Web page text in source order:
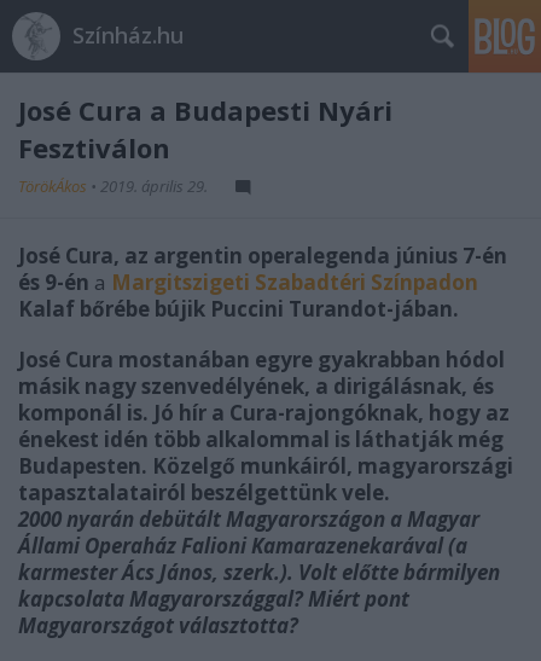
Színház.hu
José Cura a Budapesti Nyári
Fesztiválon
TörökÁkos • 2019. április 29.
José Cura, az argentin operalegenda június 7-én
és 9-én a Margitszigeti Szabadtéri Színpadon
Kalaf bőrébe bújik Puccini Turandot-jában.
José Cura mostanában egyre gyakrabban hódol
másik nagy szenvedélyének, a dirigálásnak, és
komponál is. Jó hír a Cura-rajongóknak, hogy az
énekest idén több alkalommal is láthatják még
Budapesten. Közelgő munkáiról, magyarországi
tapasztalatairól beszélgettünk vele.
2000 nyarán debütált Magyarországon a Magyar
Állami Operaház Falioni Kamarazenekarával (a
karmester Ács János, szerk.). Volt előtte bármilyen
kapcsolata Magyarországgal? Miért pont
Magyarországot választotta?